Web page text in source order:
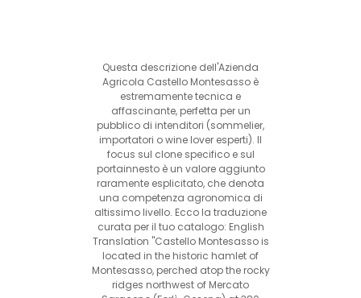
Questa descrizione dell'Azienda
Agricola Castello Montesasso è
estremamente tecnica e
affascinante, perfetta per un
pubblico di intenditori (sommelier,
importatori o wine lover esperti). Il
focus sul clone specifico e sul
portainnesto è un valore aggiunto
raramente esplicitato, che denota
una competenza agronomica di
altissimo livello. Ecco la traduzione
curata per il tuo catalogo: English
Translation "Castello Montesasso is
located in the historic hamlet of
Montesasso, perched atop the rocky
ridges northwest of Mercato